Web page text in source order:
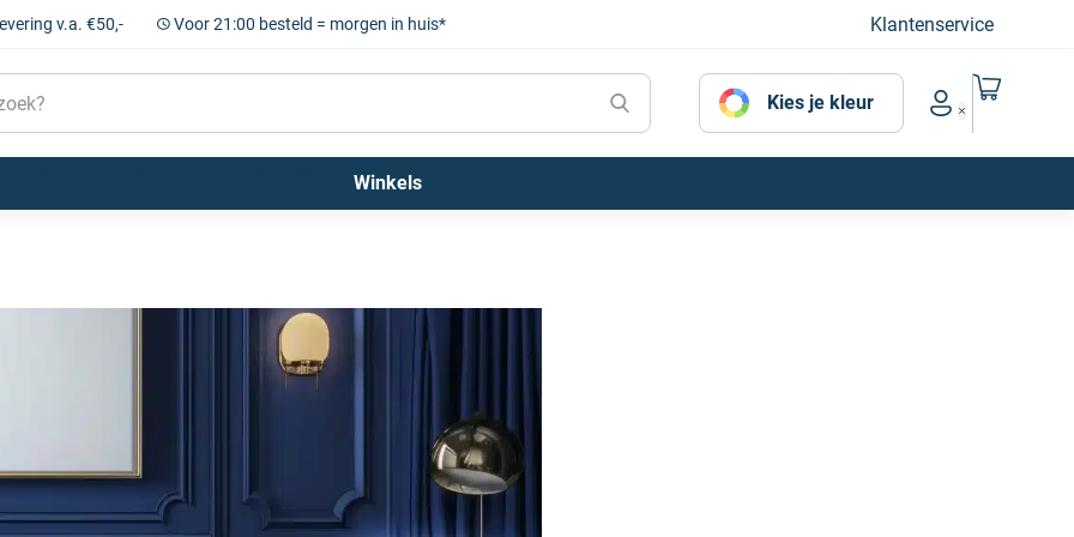
v.a. €50,- Voor 21:00 besteld = morgen in huis* Klantenservice
Kies je kleur
Account menu
Naar mijn
Winkels